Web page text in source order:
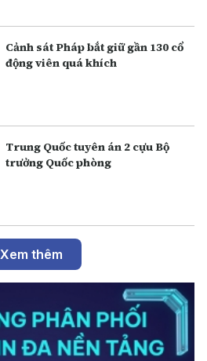
Cảnh sát Pháp bắt giữ gần 130 cổ
động viên quá khích
Trung Quốc tuyên án 2 cựu Bộ
trưởng Quốc phòng
Xem thêm